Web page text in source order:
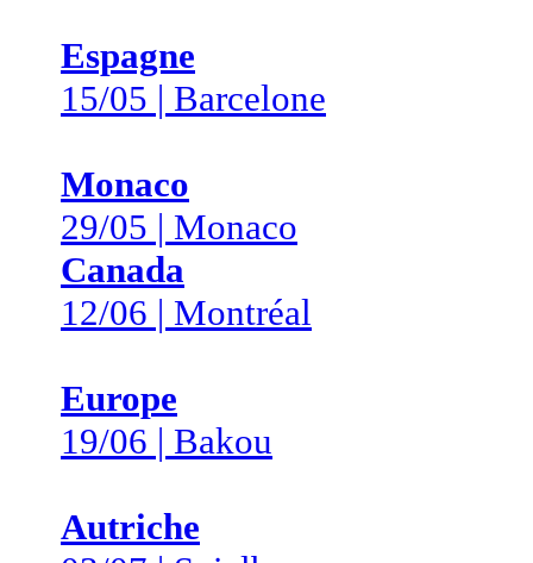
Espagne
15/05 | Barcelone
Monaco
29/05 | Monaco
Canada
12/06 | Montréal
Europe
19/06 | Bakou
Autriche